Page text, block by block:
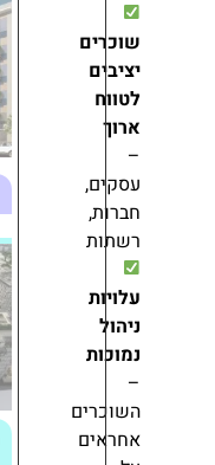
התחדשות
עירונית
אדריכלות